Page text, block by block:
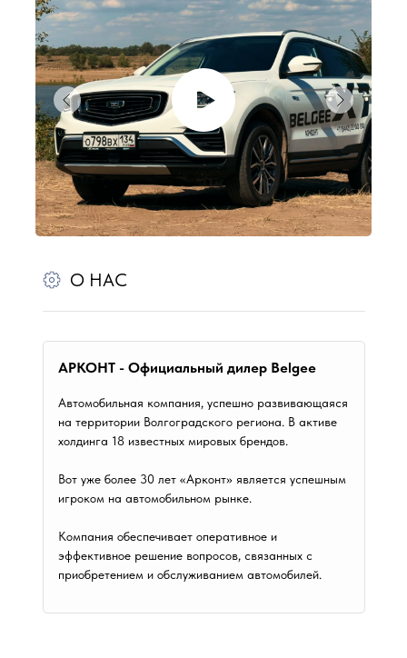
О НАС
АРКОНТ - Официальный дилер Belgee
Автомобильная компания, успешно развивающаяся
на территории Волгоградского региона. В активе
холдинга 18 известных мировых брендов.
Вот уже более 30 лет «Арконт» является успешным
игроком на автомобильном рынке.
Компания обеспечивает оперативное и
эффективное решение вопросов, связанных с
приобретением и обслуживанием автомобилей.